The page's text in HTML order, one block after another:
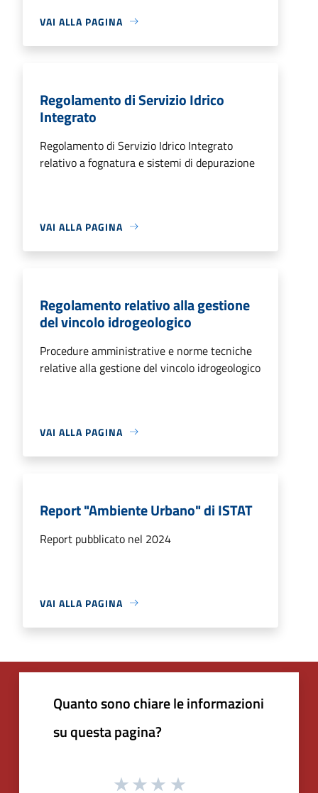
VAI ALLA PAGINA
Regolamento di Servizio Idrico
Integrato
Regolamento di Servizio Idrico Integrato
relativo a fognatura e sistemi di depurazione
VAI ALLA PAGINA
Regolamento relativo alla gestione
del vincolo idrogeologico
Procedure amministrative e norme tecniche
relative alla gestione del vincolo idrogeologico
VAI ALLA PAGINA
Report "Ambiente Urbano" di ISTAT
Report pubblicato nel 2024
VAI ALLA PAGINA
Quanto sono chiare le informazioni
su questa pagina?